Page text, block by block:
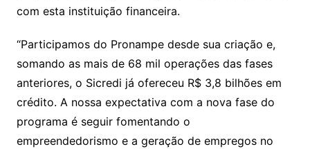
com esta instituição financeira.
“Participamos do Pronampe desde sua criação e,
somando as mais de 68 mil operações das fases
anteriores, o Sicredi já ofereceu R$ 3,8 bilhões em
crédito. A nossa expectativa com a nova fase do
programa é seguir fomentando o
empreendedorismo e a geração de empregos no